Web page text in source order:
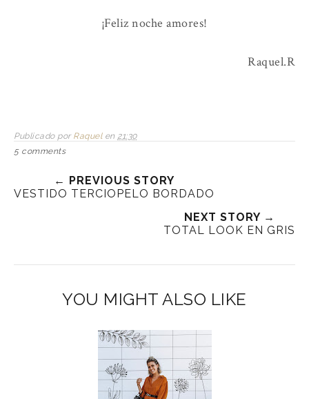
¡Feliz noche amores!
Raquel.R
Publicado por Raquel en 21:30
5 comments
← PREVIOUS STORY
VESTIDO TERCIOPELO BORDADO
NEXT STORY →
TOTAL LOOK EN GRIS
YOU MIGHT ALSO LIKE